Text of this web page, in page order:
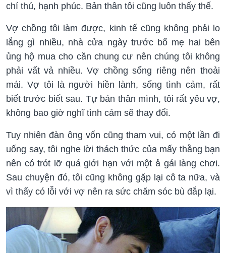
chí thú, hạnh phúc. Bản thân tôi cũng luôn thấy thế.
Vợ chồng tôi làm được, kinh tế cũng không phải lo
lắng gì nhiều, nhà cửa ngày trước bố mẹ hai bên
ủng hộ mua cho căn chung cư nên chúng tôi không
phải vất vả nhiều. Vợ chồng sống riêng nên thoải
mái. Vợ tôi là người hiền lành, sống tình cảm, rất
biết trước biết sau. Tự bản thân mình, tôi rất yêu vợ,
không bao giờ nghĩ tình cảm sẽ thay đổi.
Tuy nhiên đàn ông vốn cũng tham vui, có một lần đi
uống say, tôi nghe lời thách thức của mấy thằng bạn
nên có trót lỡ quá giới hạn với một ả gái làng chơi.
Sau chuyện đó, tôi cũng không gặp lại cô ta nữa, và
vì thấy có lỗi với vợ nên ra sức chăm sóc bù đắp lại.